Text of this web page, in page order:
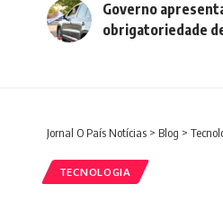
Governo
obrigatoriedade
Jornal O País Notícias > Blog >
TECNOLOGIA